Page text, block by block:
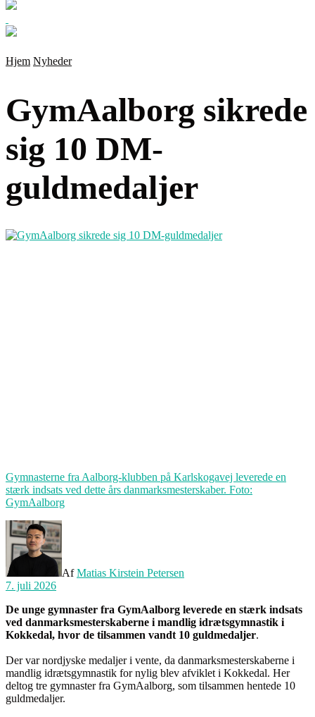
Hjem Nyheder
GymAalborg sikrede
sig 10 DM-
guldmedaljer
Gymnasterne fra Aalborg-klubben på Karlskogavej leverede en
stærk indsats ved dette års danmarksmesterskaber. Foto:
GymAalborg
AfMatias Kirstein Petersen
7. juli 2026
De unge gymnaster fra GymAalborg leverede en stærk indsats
ved danmarksmesterskaberne i mandlig idrætsgymnastik i
Kokkedal, hvor de tilsammen vandt 10 guldmedaljer.
Der var nordjyske medaljer i vente, da danmarksmesterskaberne i
mandlig idrætsgymnastik for nylig blev afviklet i Kokkedal. Her
deltog tre gymnaster fra GymAalborg, som tilsammen hentede 10
guldmedaljer.